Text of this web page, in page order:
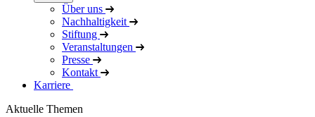
Über uns
Nachhaltigkeit
Stiftung
Veranstaltungen
Presse
Kontakt
Karriere
Aktuelle Themen